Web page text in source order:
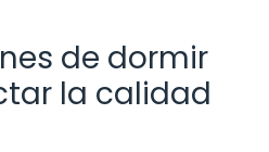
de dormir
la calidad